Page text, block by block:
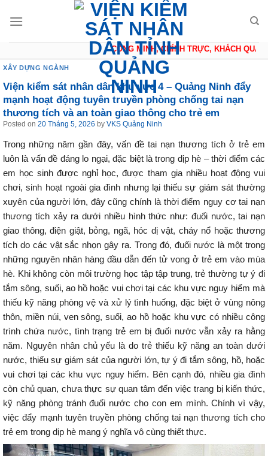
CÔNG MINH, CHÍNH TRỰC, KHÁCH QUAN,
XÂY DỰNG NGÀNH
Viện kiểm sát nhân dân khu vực 4 – Quảng Ninh đẩy
mạnh hoạt động tuyên truyền phòng chống tai nạn
thương tích và an toàn giao thông cho trẻ em
Posted on 20 Tháng 5, 2026 by VKS Quảng Ninh
Trong những năm gần đây, vấn đề tai nạn thương tích ở trẻ em
luôn là vấn đề đáng lo ngại, đặc biệt là trong dịp hè – thời điểm các
em học sinh được nghỉ học, được tham gia nhiều hoạt động vui
chơi, sinh hoạt ngoài gia đình nhưng lại thiếu sự giám sát thường
xuyên của người lớn, đây cũng chính là thời điểm nguy cơ tai nạn
thương tích xảy ra dưới nhiều hình thức như: đuối nước, tai nạn
giao thông, điện giật, bỏng, ngã, hóc dị vật, cháy nổ hoặc thương
tích do các vật sắc nhọn gây ra. Trong đó, đuối nước là một trong
những nguyên nhân hàng đầu dẫn đến tử vong ở trẻ em vào mùa
hè. Khi không còn môi trường học tập tập trung, trẻ thường tự ý đi
tắm sông, suối, ao hồ hoặc vui chơi tại các khu vực nguy hiểm mà
thiếu kỹ năng phòng vệ và xử lý tình huống, đặc biệt ở vùng nông
thôn, miền núi, ven sông, suối, ao hồ hoặc khu vực có nhiều công
trình chứa nước, tình trạng trẻ em bị đuối nước vẫn xảy ra hằng
năm. Nguyên nhân chủ yếu là do trẻ thiếu kỹ năng an toàn dưới
nước, thiếu sự giám sát của người lớn, tự ý đi tắm sông, hồ, hoặc
vui chơi tại các khu vực nguy hiểm. Bên cạnh đó, nhiều gia đình
còn chủ quan, chưa thực sự quan tâm đến việc trang bị kiến thức,
kỹ năng phòng tránh đuối nước cho con em mình. Chính vì vậy,
việc đẩy mạnh tuyên truyền phòng chống tai nạn thương tích cho
trẻ em trong dịp hè mang ý nghĩa vô cùng thiết thực.